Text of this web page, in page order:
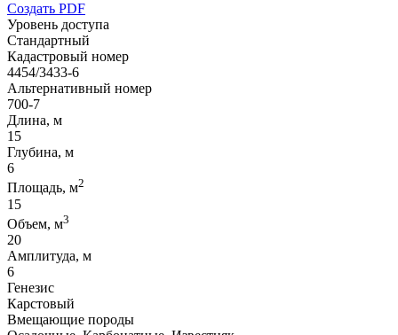
Создать PDF
Уровень доступа
Стандартный
Кадастровый номер
4454/3433-6
Альтернативный номер
700-7
Длина, м
15
Глубина, м
6
Площадь, м2
15
Объем, м3
20
Амплитуда, м
6
Генезис
Карстовый
Вмещающие породы